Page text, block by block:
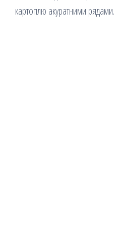
картоплю акуратними рядами.